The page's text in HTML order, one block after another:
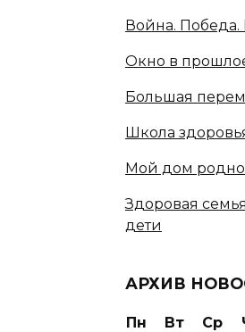
Война. Победа.
Окно в
Большая
Школа
Мой дом
Здоровая
дети
АРХИВ
Пн Вт Ср